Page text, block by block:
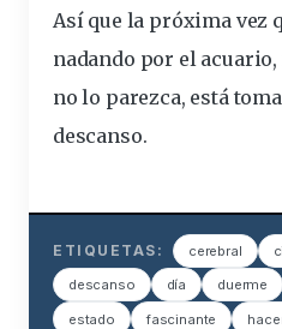
Así que la próxima vez
nadando por el
no lo parezca, está
descanso.
ETIQUETAS: cerebral
descanso día duerme
estado fascinante